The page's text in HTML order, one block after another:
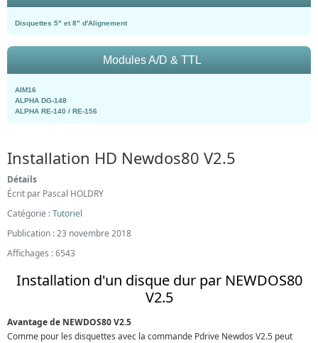
Disquettes 5" et 8" d'Alignement
Modules A/D & TTL
AIM16
ALPHA DG-148
ALPHA RE-140 / RE-156
Installation HD Newdos80 V2.5
Détails
Écrit par Pascal HOLDRY
Catégorie :Tutoriel
Publication : 23 novembre 2018
Affichages : 6543
Installation d'un disque dur par NEWDOS80
V2.5
Avantage de NEWDOS80 V2.5
Comme pour les disquettes avec la commande Pdrive Newdos V2.5 peut